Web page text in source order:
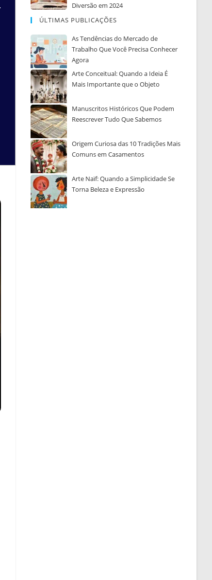
Diversão em 2024
ÚLTIMAS PUBLICAÇÕES
As Tendências do Mercado de
Trabalho Que Você Precisa Conhecer
Agora
Arte Conceitual: Quando a Ideia É
Mais Importante que o Objeto
Manuscritos Históricos Que Podem
Reescrever Tudo Que Sabemos
Origem Curiosa das 10 Tradições Mais
Comuns em Casamentos
Arte Naïf: Quando a Simplicidade Se
Torna Beleza e Expressão